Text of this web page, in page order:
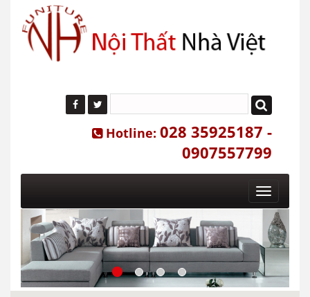
Hotline: 028 35925187 -
0907557799
Toggle